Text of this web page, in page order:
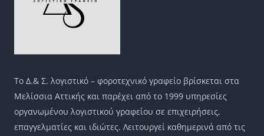
Το Δ.& Σ. λογιστικό – φοροτεχνικό γραφείο βρίσκεται στα
Μελίσσια Αττικής και παρέχει από το 1999 υπηρεσίες
οργανωμένου λογιστικού γραφείου σε επιχειρήσεις,
επαγγελματίες και ιδιώτες. Λειτουργεί καθημερινά από τις